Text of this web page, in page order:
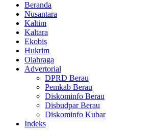
Beranda
Nusantara
Kaltim
Kaltara
Ekobis
Hukrim
Olahraga
Advertorial
DPRD Berau
Pemkab Berau
Diskominfo Berau
Disbudpar Berau
Diskominfo Kubar
Indeks